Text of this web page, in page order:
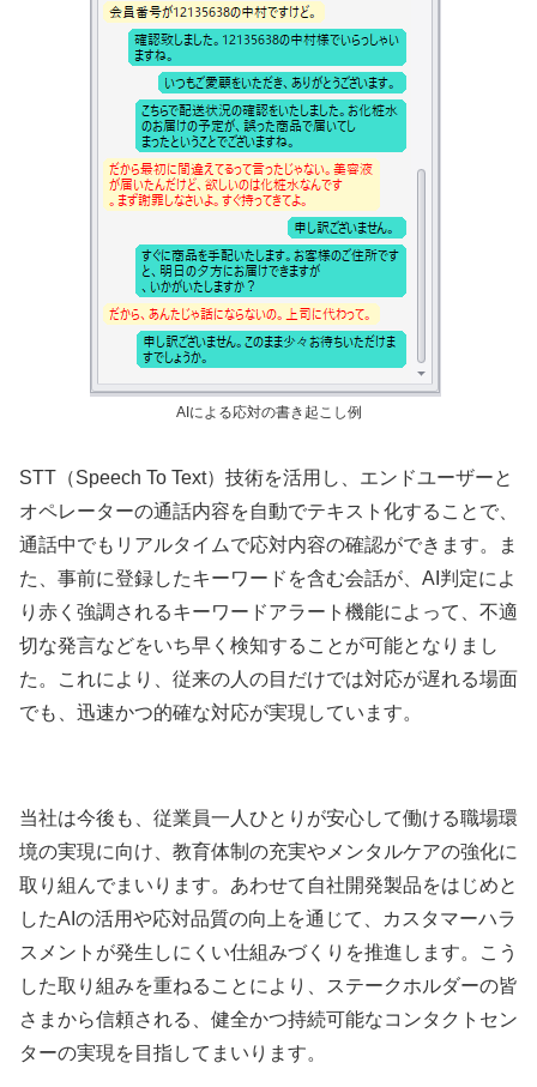
AIによる応対の書き起こし例
STT（Speech To Text）技術を活用し、エンドユーザーと
オペレーターの通話内容を自動でテキスト化することで、
通話中でもリアルタイムで応対内容の確認ができます。ま
た、事前に登録したキーワードを含む会話が、AI判定によ
り赤く強調されるキーワードアラート機能によって、不適
切な発言などをいち早く検知することが可能となりまし
た。これにより、従来の人の目だけでは対応が遅れる場面
でも、迅速かつ的確な対応が実現しています。
当社は今後も、従業員一人ひとりが安心して働ける職場環
境の実現に向け、教育体制の充実やメンタルケアの強化に
取り組んでまいります。あわせて自社開発製品をはじめと
したAIの活用や応対品質の向上を通じて、カスタマーハラ
スメントが発生しにくい仕組みづくりを推進します。こう
した取り組みを重ねることにより、ステークホルダーの皆
さまから信頼される、健全かつ持続可能なコンタクトセン
ターの実現を目指してまいります。